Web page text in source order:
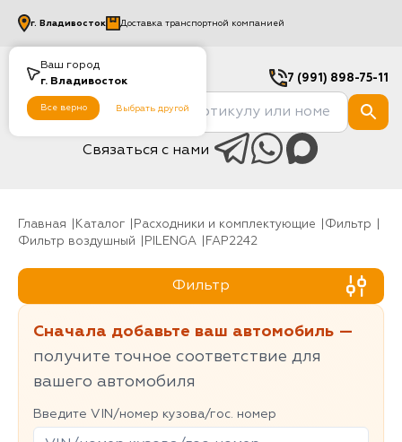
Ваш город
г. Владивосток
Все верно Выбрать другой
г. Владивосток Доставка транспортной компанией
7 (991) 898-75-11
Связаться с нами
Главная Каталог Расходники и комплектующие
фильтр
Фильтр воздушный
PILENGA FAP2242
Фильтр
Сначала добавьте ваш автомобиль —
получите точное соответствие для
вашего автомобиля
Введите VIN/номер кузова/гос. номер